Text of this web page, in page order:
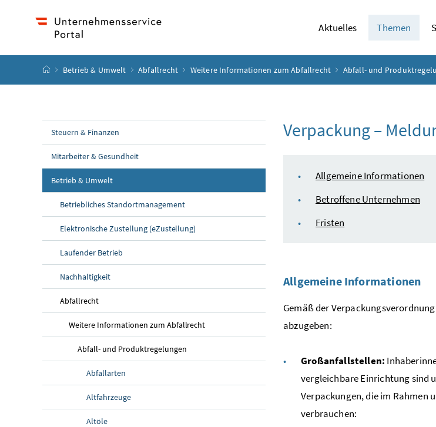
Aktuelles Themen
Startseite
Betrieb & Umwelt Abfallrecht Weitere Informationen zum Abfallrecht Abfall- und
Steuern & Finanzen
Mitarbeiter & Gesundheit
Betrieb & Umwelt
Betriebliches Standortmanagement
Elektronische Zustellung (eZustellung)
Laufender Betrieb
Nachhaltigkeit
Abfallrecht
Weitere Informationen zum Abfallrecht
Abfall- und Produktregelungen
Abfallarten
Altfahrzeuge
Altöle
Verpackung –
Inhaltsverzeichnis
Allgemeine Informationen
Betroffene Unternehmen
Fristen
Allgemeine Informationen
Gemäß der
abzugeben:
Großanfallstellen:
vergleichbare Einrichtung sind
Verpackungen, die im Rahmen
verbrauchen: